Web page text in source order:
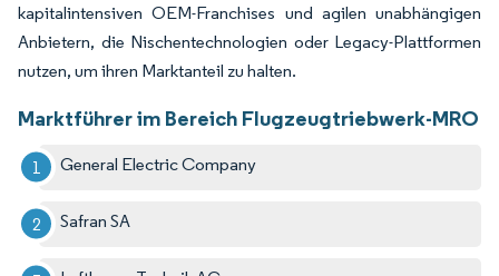
kapitalintensiven OEM-Franchises und agilen unabhängigen
Anbietern, die Nischentechnologien oder Legacy-Plattformen
nutzen, um ihren Marktanteil zu halten.
Marktführer im Bereich Flugzeugtriebwerk-MRO
General Electric Company
Safran SA